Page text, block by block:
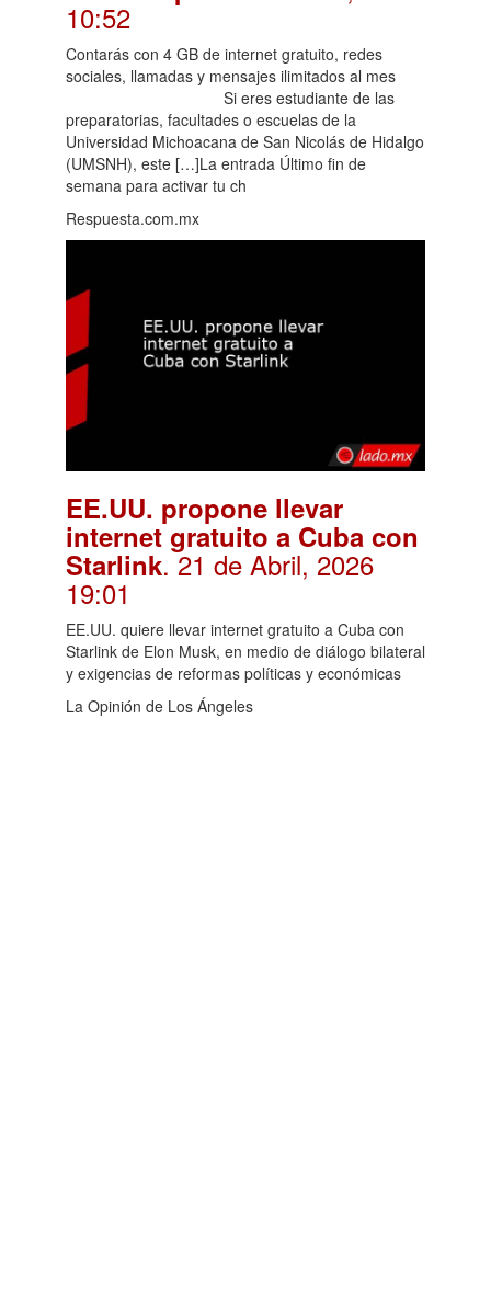
10:52
Contarás con 4 GB de internet gratuito, redes
sociales, llamadas y mensajes ilimitados al mes
Si eres estudiante de las
preparatorias, facultades o escuelas de la
Universidad Michoacana de San Nicolás de Hidalgo
(UMSNH), este […]La entrada Último fin de
semana para activar tu ch
Respuesta.com.mx
EE.UU. propone llevar
internet gratuito a Cuba con
Starlink. 21 de Abril, 2026
19:01
EE.UU. quiere llevar internet gratuito a Cuba con
Starlink de Elon Musk, en medio de diálogo bilateral
y exigencias de reformas políticas y económicas
La Opinión de Los Ángeles